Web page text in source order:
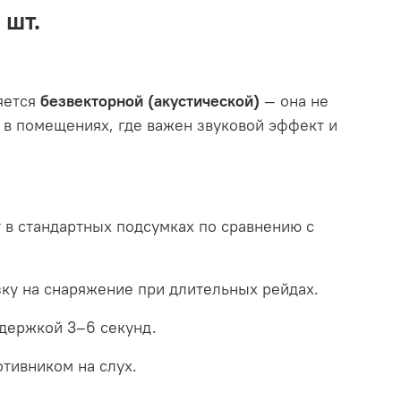
безвекторной (акустической) — она не
помещениях, где важен звуковой эффект и
стандартных подсумках по сравнению с
на снаряжение при длительных рейдах.
3–6 секунд.
на слух.